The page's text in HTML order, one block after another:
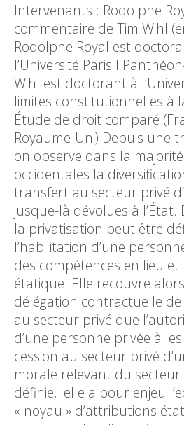
Intervenants : Rodolphe
commentaire de Tim Wihl
Rodolphe Royal est
l’Université Paris I
Wihl est doctorant à
limites constitutionnelles à
Étude de droit comparé
Royaume-Uni) Depuis une
on observe dans la
occidentales la
transfert au secteur privé
jusque-là dévolues à l’État.
la privatisation peut être
l’habilitation d’une
des compétences en lieu et
étatique. Elle recouvre
délégation contractuelle de
au secteur privé que
d’une personne privée à
cession au secteur privé
morale relevant du secteur
définie, elle a pour enjeu
« noyau » d’attributions